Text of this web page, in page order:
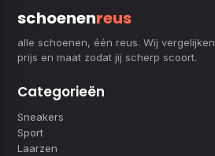
schoenenreus
alle schoenen, één reus. Wij vergelijken
prijs en maat zodat jij scherp scoort.
Categorieën
Sneakers
Sport
Laarzen